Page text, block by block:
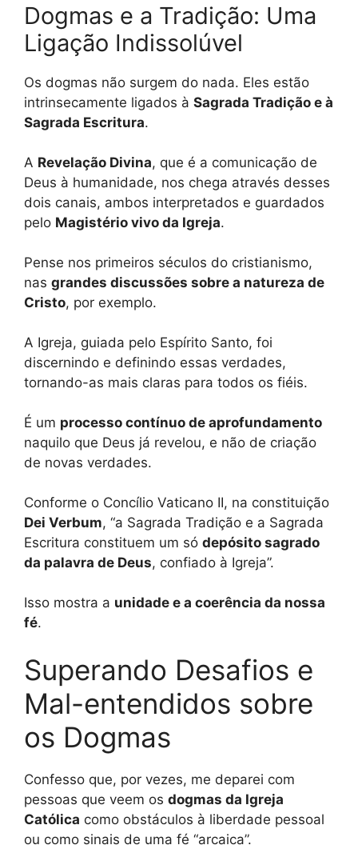
Dogmas e a Tradição: Uma
Ligação Indissolúvel
Os dogmas não surgem do nada. Eles estão
intrinsecamente ligados à Sagrada Tradição e à
Sagrada Escritura.
A Revelação Divina, que é a comunicação de
Deus à humanidade, nos chega através desses
dois canais, ambos interpretados e guardados
pelo Magistério vivo da Igreja.
Pense nos primeiros séculos do cristianismo,
nas grandes discussões sobre a natureza de
Cristo, por exemplo.
A Igreja, guiada pelo Espírito Santo, foi
discernindo e definindo essas verdades,
tornando-as mais claras para todos os fiéis.
É um processo contínuo de aprofundamento
naquilo que Deus já revelou, e não de criação
de novas verdades.
Conforme o Concílio Vaticano II, na constituição
Dei Verbum, “a Sagrada Tradição e a Sagrada
Escritura constituem um só depósito sagrado
da palavra de Deus, confiado à Igreja”.
Isso mostra a unidade e a coerência da nossa
fé.
Superando Desafios e
Mal-entendidos sobre
os Dogmas
Confesso que, por vezes, me deparei com
pessoas que veem os dogmas da Igreja
Católica como obstáculos à liberdade pessoal
ou como sinais de uma fé “arcaica”.